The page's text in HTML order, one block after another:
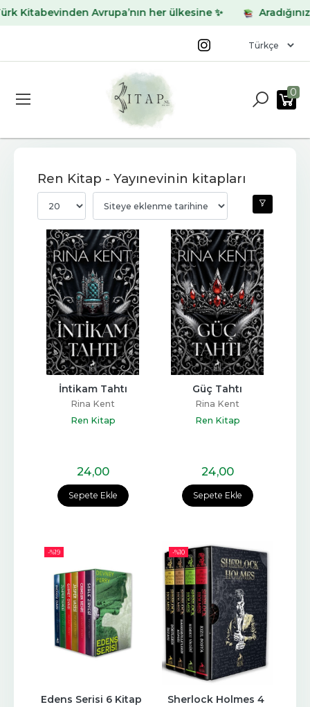
Avrupa’nın her ülkesine ✨ Aradığınız kitabı
0
Ren Kitap - Yayınevinin kitapları
Sepete Ekle
İntikam Tahtı
Rina Kent
Ren Kitap
24,00
Sepete Ekle
Güç Tahtı
Rina Kent
Ren Kitap
24,00
-%19
Edens Serisi 6 Kitap
-%10
Sherlock Holmes 4